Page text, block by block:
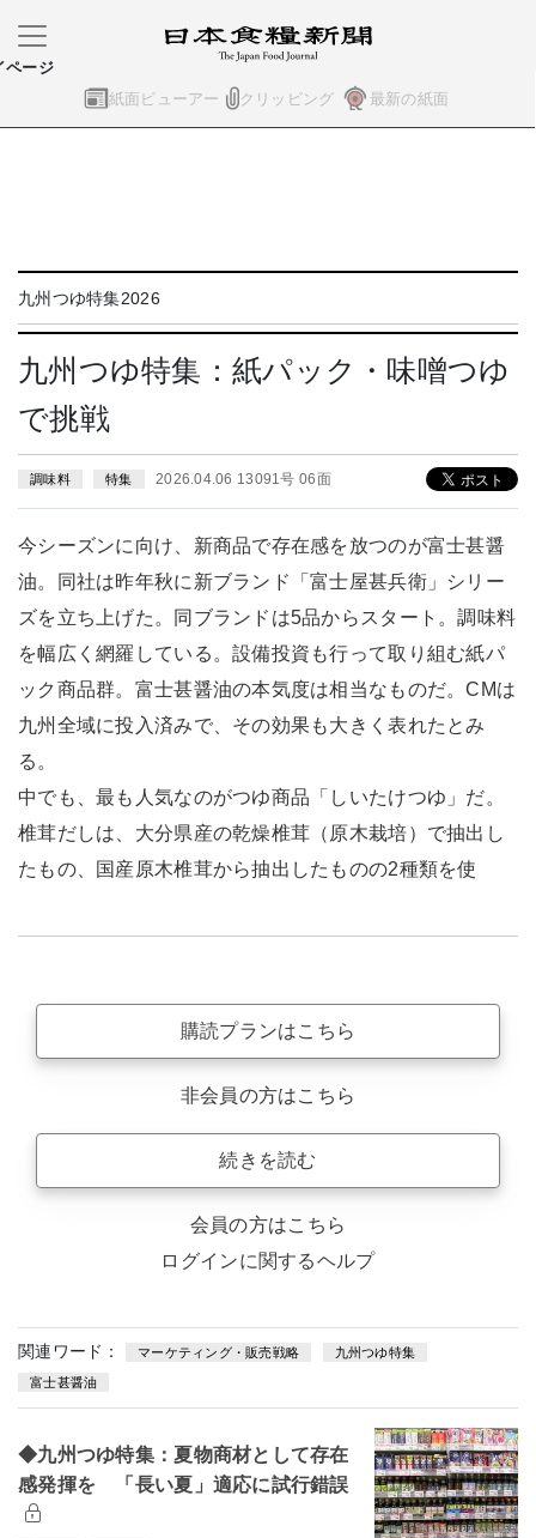
紙面ビューアー クリッピング 最新の紙面
ページ
九州つゆ特集2026
九州つゆ特集：紙パック・味噌つゆ
で挑戦
調味料 特集 2026.04.06 13091号 06面
今シーズンに向け、新商品で存在感を放つのが富士甚醤
油。同社は昨年秋に新ブランド「富士屋甚兵衛」シリー
ズを立ち上げた。同ブランドは5品からスタート。調味料
を幅広く網羅している。設備投資も行って取り組む紙パ
ック商品群。富士甚醤油の本気度は相当なものだ。CMは
九州全域に投入済みで、その効果も大きく表れたとみ
る。
中でも、最も人気なのがつゆ商品「しいたけつゆ」だ。
椎茸だしは、大分県産の乾燥椎茸（原木栽培）で抽出し
たもの、国産原木椎茸から抽出したものの2種類を使
購読プランはこちら
非会員の方はこちら
続きを読む
会員の方はこちら
ログインに関するヘルプ
関連ワード： マーケティング・販売戦略 九州つゆ特集
富士甚醤油
◆九州つゆ特集：夏物商材として存在
感発揮を 「長い夏」適応に試行錯誤